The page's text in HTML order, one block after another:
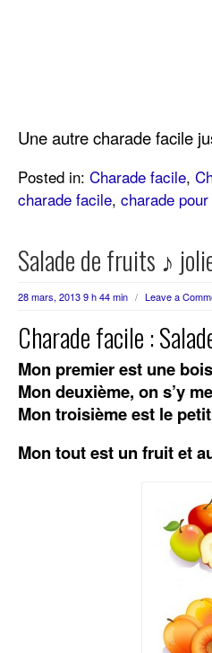
Une autre charade
Posted in: Charade facile,
charade facile, charade
Salade de fruits ♪
28 mars, 2013 9 h 44 min / Leave a
Charade facile :
Mon premier est une
Mon deuxième, on s’y
Mon troisième est le
Mon tout est un fruit et